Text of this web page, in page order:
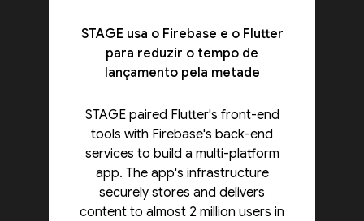
STAGE usa o Firebase e o Flutter
para reduzir o tempo de
lançamento pela metade
STAGE paired Flutter's front-end
tools with Firebase's back-end
services to build a multi-platform
app. The app's infrastructure
securely stores and delivers
content to almost 2 million users in